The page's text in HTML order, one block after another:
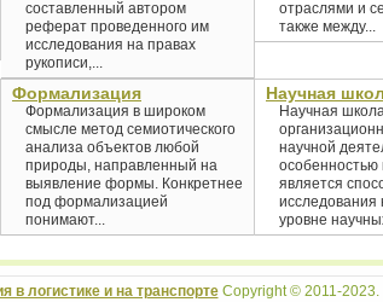
составленный автором
реферат проведенного им
исследования на правах
рукописи,...
отраслями и
также между...
Формализация
Формализация в широком
смысле метод семиотического
анализа объектов любой
природы, направленный на
выявление формы. Конкретнее
под формализацией
понимают...
Научная
Научная
научной
особенностью
является
исследования
уровне
в логистике и на транспортеCopyright © 2011-2023.